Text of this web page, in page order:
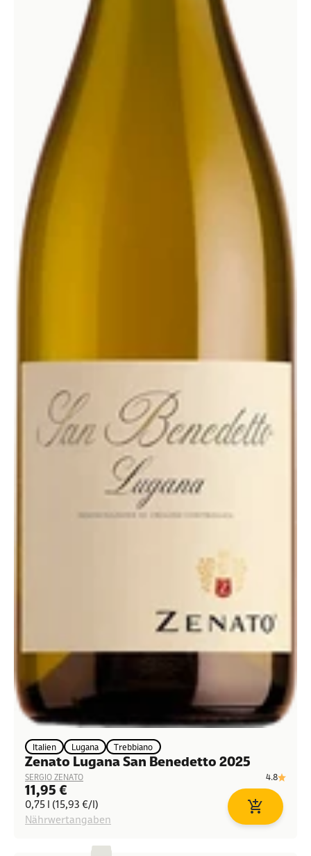
Italien Lugana Trebbiano
Zenato Lugana San Benedetto 2025
SERGIO ZENATO 4.8
Angebot
11,95 €
0,75 l (15,93 €/l)
Nährwertangaben
In den